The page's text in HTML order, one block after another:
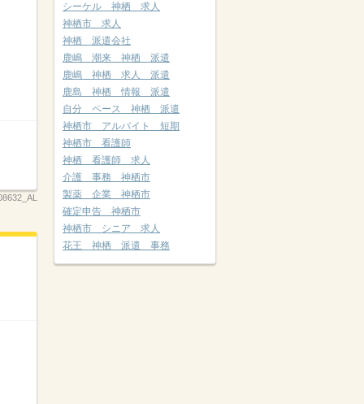
シーケル 神栖 求人
神栖市 求人
神栖 派遣会社
鹿嶋 潮来 神栖 派遣
鹿嶋 神栖 求人 派遣
鹿島 神栖 情報 派遣
自分 ペース 神栖 派遣
神栖市 アルバイト 短期
神栖市 看護師
神栖 看護師 求人
介護 事務 神栖市
製薬 企業 神栖市
確定申告 神栖市
神栖市 シニア 求人
花王 神栖 派遣 事務